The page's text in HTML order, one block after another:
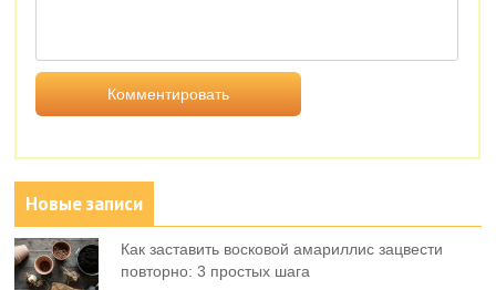
Новые записи
Как заставить восковой амариллис зацвести
повторно: 3 простых шага